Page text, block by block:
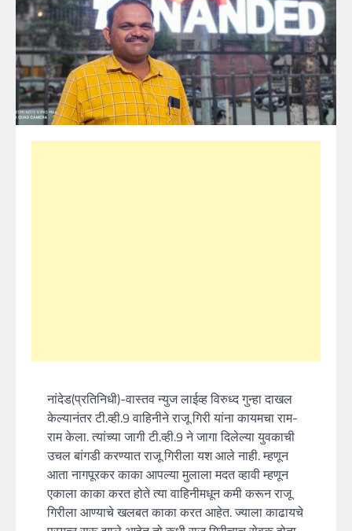
नांदेड(प्रतिनिधी)-वास्तव न्युज लाईव्ह विरुध्द गुन्हा दाखल
केल्यानंतर टी.व्ही.9 वाहिनीने राजू गिरी यांना कायमचा राम-
राम केला. त्यांच्या जागी टी.व्ही.9 ने जागा दिलेल्या युवकाची
उचल बांगडी करण्यात राजू गिरीला यश आले नाही. म्हणून
आता नागपूरकर काका आपल्या मुलाला मदत व्हावी म्हणून
एकाला काका करत होते त्या वाहिनीमधून कमी करून राजू
गिरीला आण्याचे खलबत काका करत आहेत. ज्याला काढायचे